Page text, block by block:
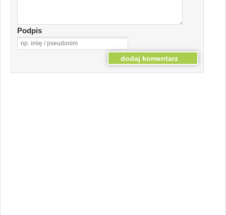
Podpis